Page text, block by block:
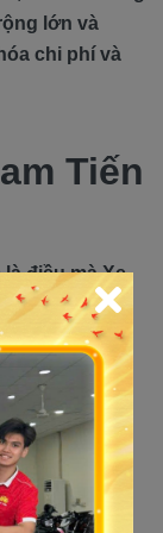
lớn và
chi phí và
Tiến
điều mà Xe
một trải
Nam Tiến
những chiếc
tin tưởng và
một chiếc xe
cuộc sống
nhu cầu
Hãy cùng